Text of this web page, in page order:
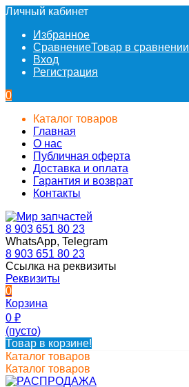
Личный кабинет
Избранное
СравнениеТовар в сравнении
Вход
Регистрация
0
Каталог товаров
Главная
О нас
Публичная оферта
Доставка и оплата
Гарантия и возврат
Контакты
8 903 651 80 23
WhatsApp, Telegram
8 903 651 80 23
Ссылка на реквизиты
Реквизиты
0
Корзина
0 ₽
(пусто)
Товар в корзине!
Каталог товаров
Каталог товаров